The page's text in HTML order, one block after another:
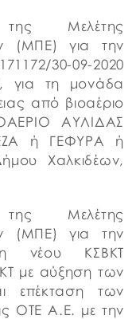
Μελέτης
(ΜΠΕ) για την
30-09-2020
τη μονάδα
από βιοαέριο
ΑΥΛΙΔΑΣ
ή ΓΕΦΥΡΑ ή
Χαλκιδέων,
Μελέτης
(ΜΠΕ) για την
νέου ΚΣΒΚΤ
με αύξηση των
επέκταση των
ΟΤΕ Α.Ε. με την